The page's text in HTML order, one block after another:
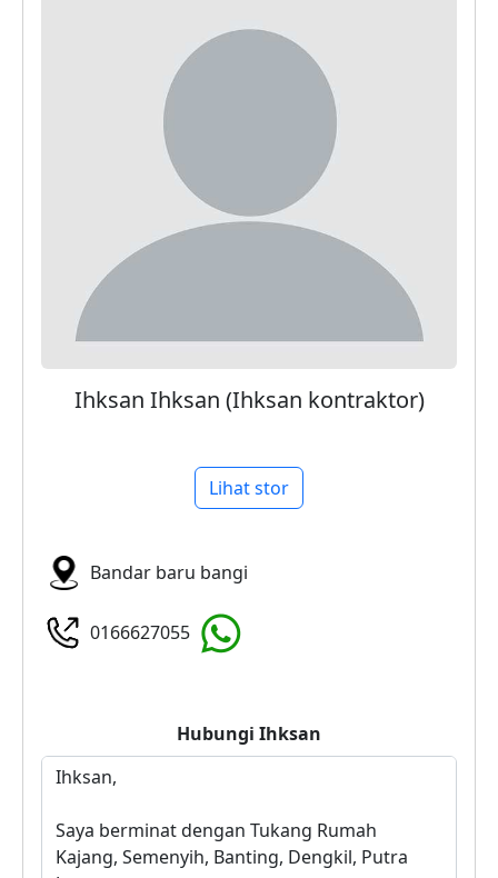
Ihksan Ihksan (Ihksan kontraktor)
Lihat stor
Bandar baru bangi
0166627055
Hubungi Ihksan